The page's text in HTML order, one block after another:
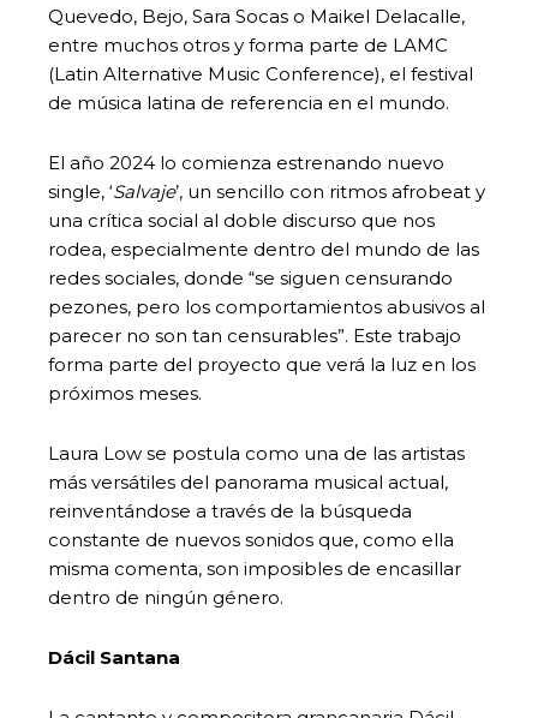
Quevedo, Bejo, Sara Socas o Maikel Delacalle,
entre muchos otros y forma parte de LAMC
(Latin Alternative Music Conference), el festival
de música latina de referencia en el mundo.
El año 2024 lo comienza estrenando nuevo
single, ‘Salvaje’, un sencillo con ritmos afrobeat y
una crítica social al doble discurso que nos
rodea, especialmente dentro del mundo de las
redes sociales, donde “se siguen censurando
pezones, pero los comportamientos abusivos al
parecer no son tan censurables”. Este trabajo
forma parte del proyecto que verá la luz en los
próximos meses.
Laura Low se postula como una de las artistas
más versátiles del panorama musical actual,
reinventándose a través de la búsqueda
constante de nuevos sonidos que, como ella
misma comenta, son imposibles de encasillar
dentro de ningún género.
Dácil Santana